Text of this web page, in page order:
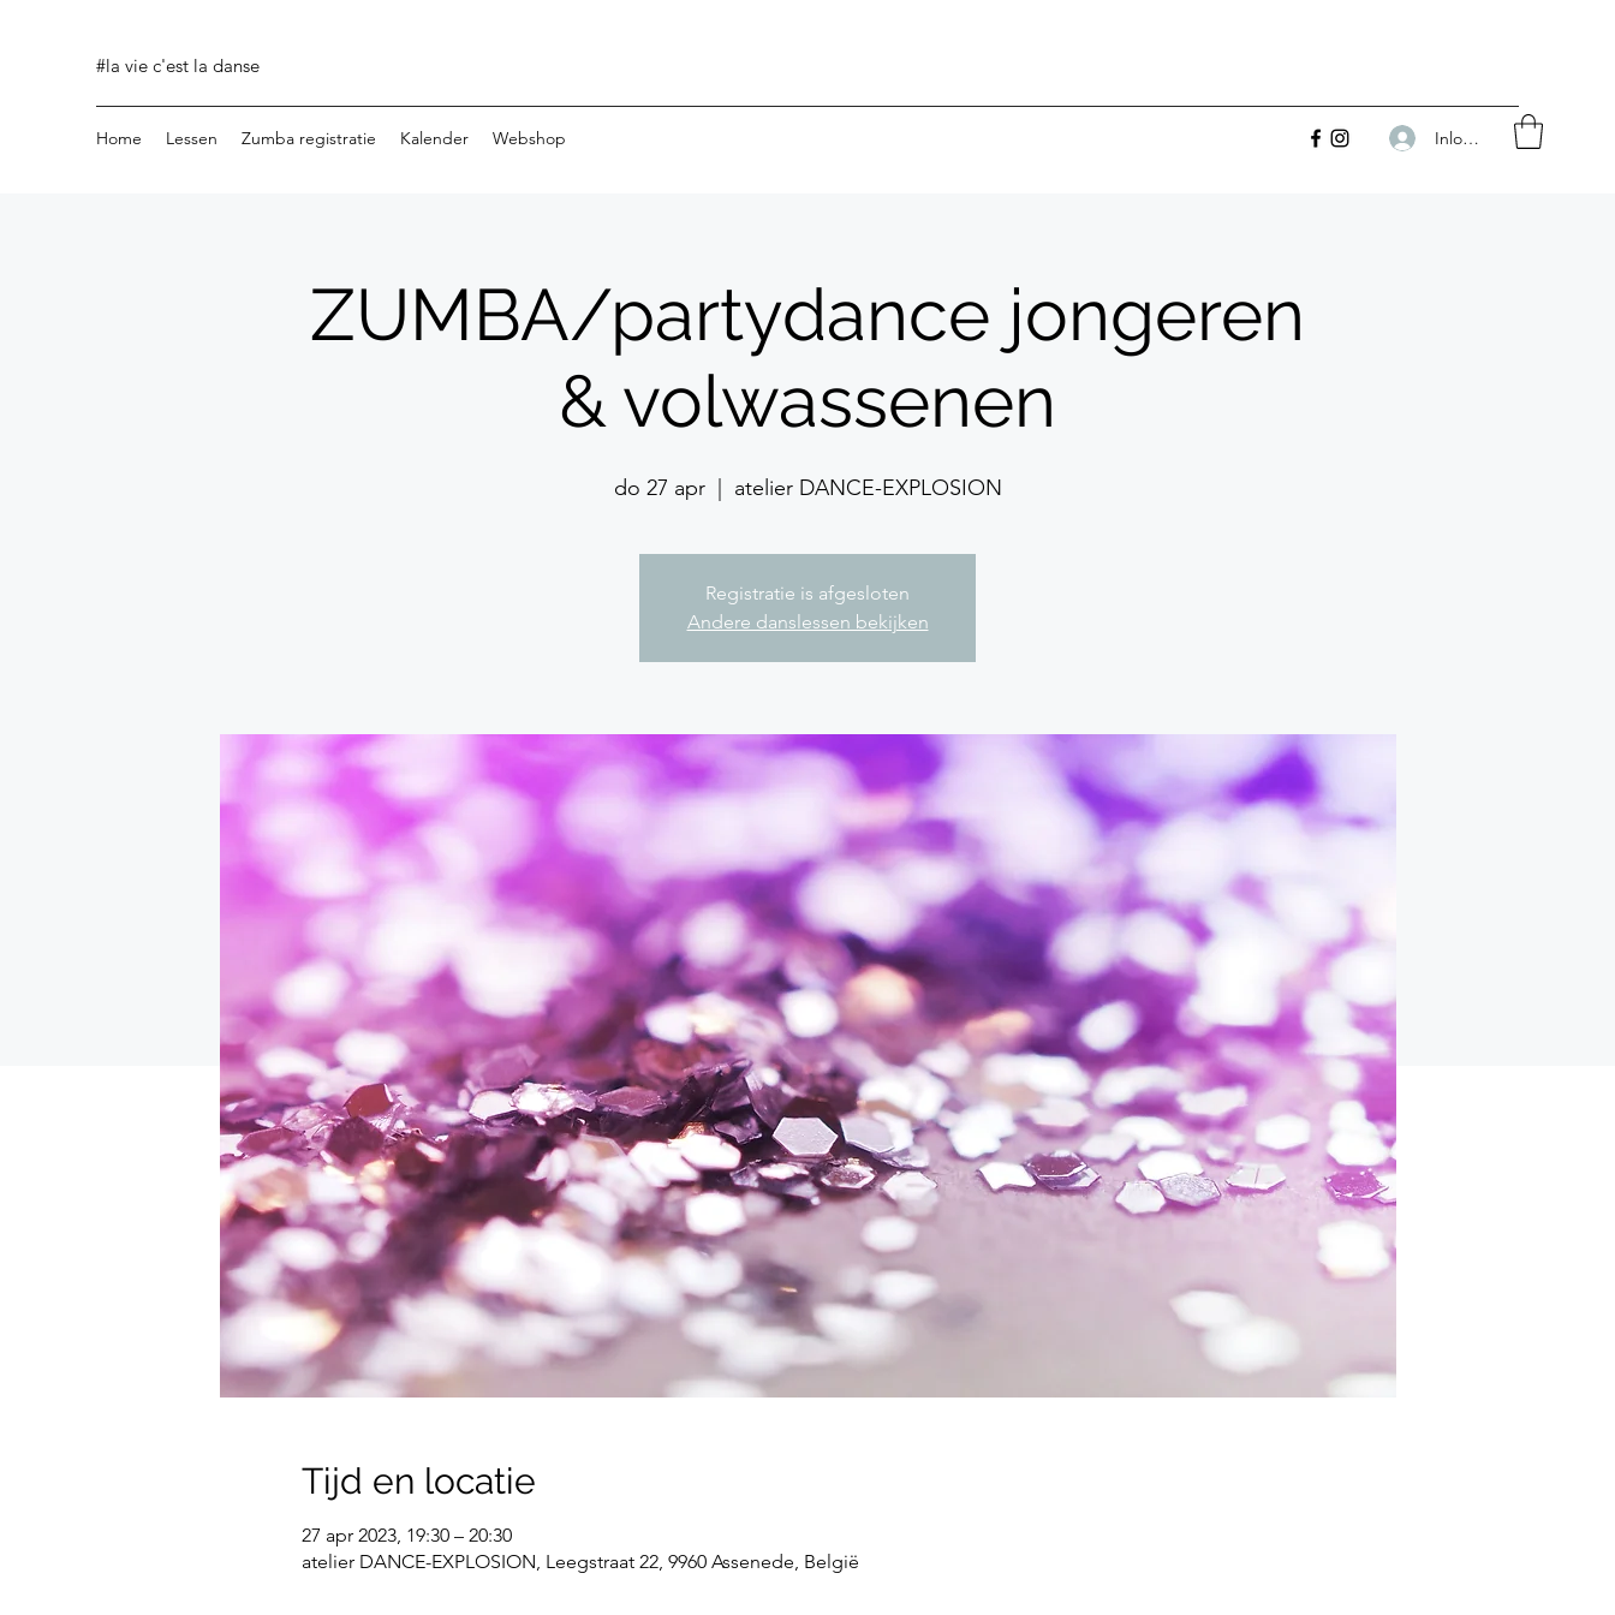
#la vie c'est la danse
Home Lessen Zumba registratie Kalender Webshop Inloggen
ZUMBA/partydance jongeren
& volwassenen
do 27 apr
  |
atelier DANCE-EXPLOSION
Registratie is afgesloten
Andere danslessen bekijken
Tijd en locatie
27 apr 2023, 19:30 – 20:30
atelier DANCE-EXPLOSION, Leegstraat 22, 9960 Assenede, België